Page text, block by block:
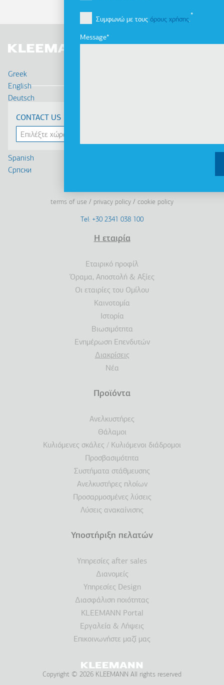
Συμφωνώ με τους όρους χρήσης.
Message
Greek
English
Deutsch
Russian
Turkish
Spanish
Cрпски
CONTACT US
LinkedinFacebook
YoutubeInstagram
terms of use privacy policy cookie policy
Tel: +30 2341 038 100
Η εταιρία
Εταιρικό προφίλ
Όραμα, Αποστολή & Αξίες
Οι εταιρίες του Ομίλου
Καινοτομία
Ιστορία
Βιωσιμότητα
Ενημέρωση Επενδυτών
Διακρίσεις
Νέα
Προϊόντα
Ανελκυστήρες
Θάλαμοι
Κυλιόμενες σκάλες / Κυλιόμενοι διάδρομοι
Προσβασιμότητα
Συστήματα στάθμευσης
Ανελκυστήρες πλοίων
Προσαρμοσμένες λύσεις
Λύσεις ανακαίνισης
Υποστήριξη πελατών
Υπηρεσίες after sales
Διανομείς
Υπηρεσίες Design
Διασφάλιση ποιότητας
KLEEMANN Portal
Εργαλεία & Λήψεις
Επικοινωνήστε μαζί μας
Copyright © 2026 KLEEMANN All rights reserved